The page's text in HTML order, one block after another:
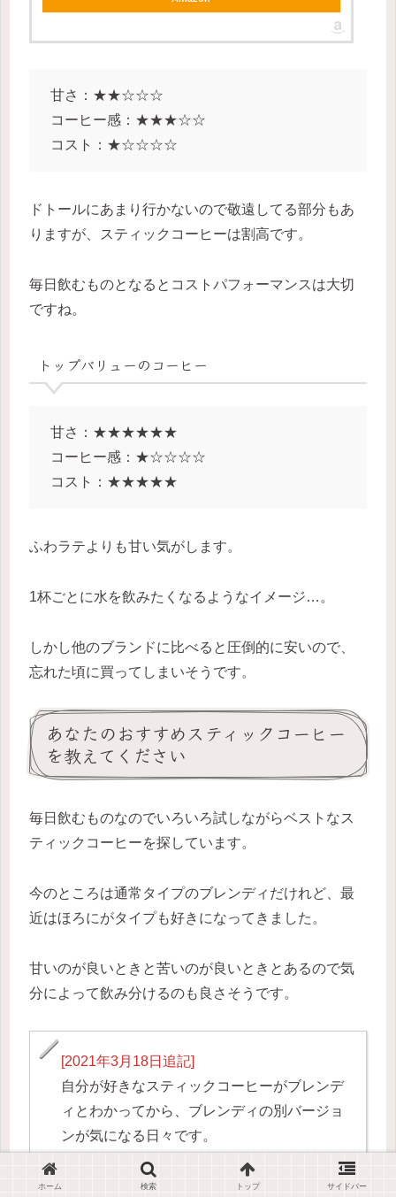
甘さ：★★☆☆☆
コーヒー感：★★★☆☆
コスト：★☆☆☆☆
ドトールにあまり行かないので敬遠してる部分もあ
りますが、スティックコーヒーは割高です。
毎日飲むものとなるとコストパフォーマンスは大切
ですね。
トップバリューのコーヒー
甘さ：★★★★★★
コーヒー感：★☆☆☆☆
コスト：★★★★★
ふわラテよりも甘い気がします。
1杯ごとに水を飲みたくなるようなイメージ…。
しかし他のブランドに比べると圧倒的に安いので、
忘れた頃に買ってしまいそうです。
あなたのおすすめスティックコーヒー
を教えてください
毎日飲むものなのでいろいろ試しながらベストなス
ティックコーヒーを探しています。
今のところは通常タイプのブレンディだけれど、最
近はほろにがタイプも好きになってきました。
甘いのが良いときと苦いのが良いときとあるので気
分によって飲み分けるのも良さそうです。
[2021年3月18日追記]
自分が好きなスティックコーヒーがブレンデ
ィとわかってから、ブレンディの別バージョ
ンが気になる日々です。
追記現在では、未だ1位の通常のブレンデ
ホーム 検索 トップ サイドバー